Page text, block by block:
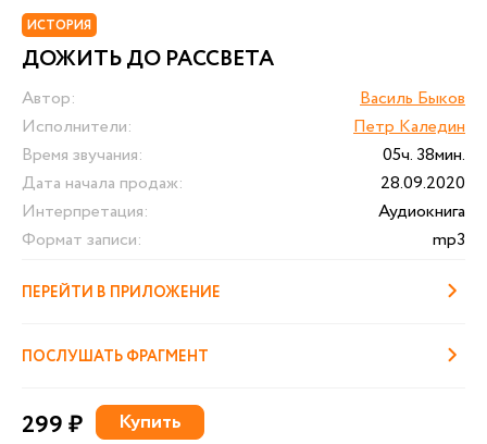
ИСТОРИЯ
ДОЖИТЬ ДО РАССВЕТА
Автор:
Василь Быков
Исполнители:
Петр Каледин
Время звучания:
05ч. 38мин.
Дата начала продаж:
28.09.2020
Интерпретация:
Аудиокнига
Формат записи:
mp3
ПЕРЕЙТИ В ПРИЛОЖЕНИЕ
ПОСЛУШАТЬ ФРАГМЕНТ
299 ₽ Купить